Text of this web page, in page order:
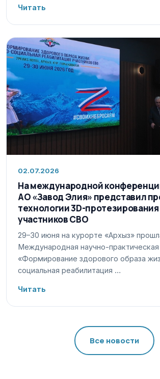
Читать
02.07.2026
На международной
АО «Завод Элия» представил
технологии 3D-
участников СВО
29–30 июня на курорте «Архыз»
Международная научно-
«Формирование здорового образа
социальная реабилитация …
Читать
Все новости